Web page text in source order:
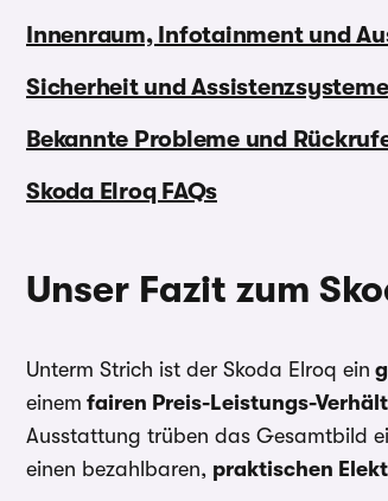
Innenraum, Infotainment und
Sicherheit und Assistenzsysteme
Bekannte Probleme und
Skoda Elroq FAQs
Unser Fazit zum
Unterm Strich ist der Skoda Elroq ein
einem fairen Preis-Leistungs-
Ausstattung trüben das Gesamtbild
einen bezahlbaren, praktischen